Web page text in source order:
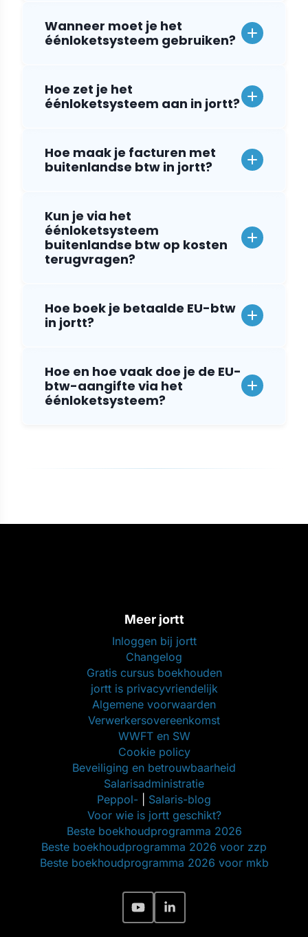
Wanneer moet je het
éénloketsysteem gebruiken?
Hoe zet je het
éénloketsysteem aan in jortt?
Hoe maak je facturen met
buitenlandse btw in jortt?
Kun je via het
éénloketsysteem
buitenlandse btw op kosten
terugvragen?
Hoe boek je betaalde EU-btw
in jortt?
Hoe en hoe vaak doe je de EU-
btw-aangifte via het
éénloketsysteem?
Meer jortt
Inloggen bij jortt
Changelog
Gratis cursus boekhouden
jortt is privacyvriendelijk
Algemene voorwaarden
Verwerkersovereenkomst
WWFT en SW
Cookie policy
Beveiliging en betrouwbaarheid
Salarisadministratie
Peppol-
Salaris-blog
Voor wie is jortt geschikt?
Beste boekhoudprogramma 2026
Beste boekhoudprogramma 2026 voor zzp
Beste boekhoudprogramma 2026 voor mkb